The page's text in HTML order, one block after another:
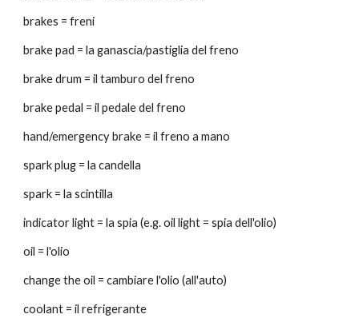
brakes = freni
brake pad = la ganascia/pastiglia del freno
brake drum = il tamburo del freno
brake pedal = il pedale del freno
hand/emergency brake = il freno a mano
spark plug = la candella
spark = la scintilla
indicator light = la spia (e.g. oil light = spia dell'olio)
oil = l'olio
change the oil = cambiare l'olio (all'auto)
coolant = il refrigerante